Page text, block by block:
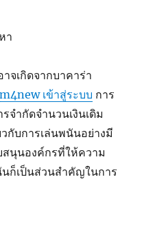
า
จเกิดจากบาคาร่า
m4new เข้าสู่ระบบ การ
จำกัดจำนวนเงินเดิม
กับการเล่นพนันอย่างมี
นุนองค์กรที่ให้ความ
ก็เป็นส่วนสำคัญในการ